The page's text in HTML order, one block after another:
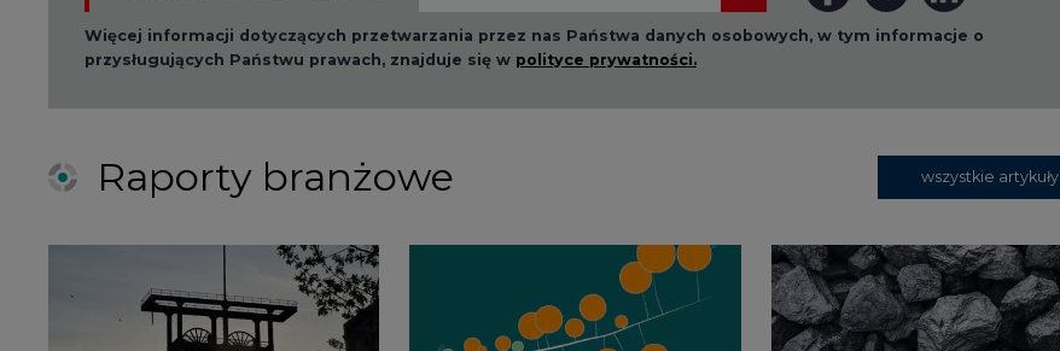
Więcej informacji dotyczących przetwarzania przez nas Państwa danych osobowych, w tym informacje o
przysługujących Państwu prawach, znajduje się w polityce prywatności.
Raporty branżowe wszystkie artykuły